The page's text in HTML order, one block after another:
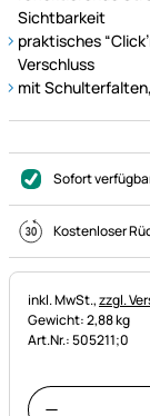
Sichtbarkeit
praktisches
Verschluss
mit
Sofort
Kostenloser
Steuerhinweis:
inkl. MwSt.,zzgl.
Gewicht: 2,88 kg
Art.Nr.: 505211;0